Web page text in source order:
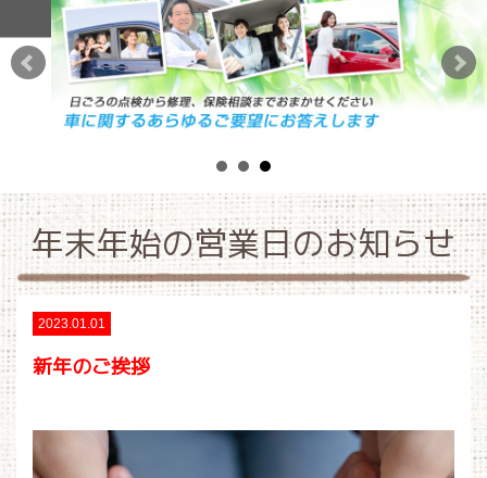
年末年始の営業日のお知らせ
2023.01.01
新年のご挨拶